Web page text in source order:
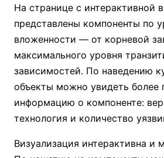
На странице с интерактивной
представлены компоненты по
вложенности — от корневой
максимального уровня
зависимостей. По наведению
объекты можно увидеть более
информацию о компоненте:
технология и количество
Визуализация интерактивна и